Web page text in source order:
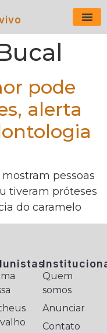
pode
alerta
pessoas
tiveram próteses
do caramelo
Quem
somos
Anunciar
Contato